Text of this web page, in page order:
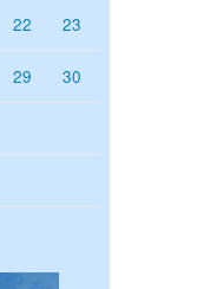
22 23
29 30